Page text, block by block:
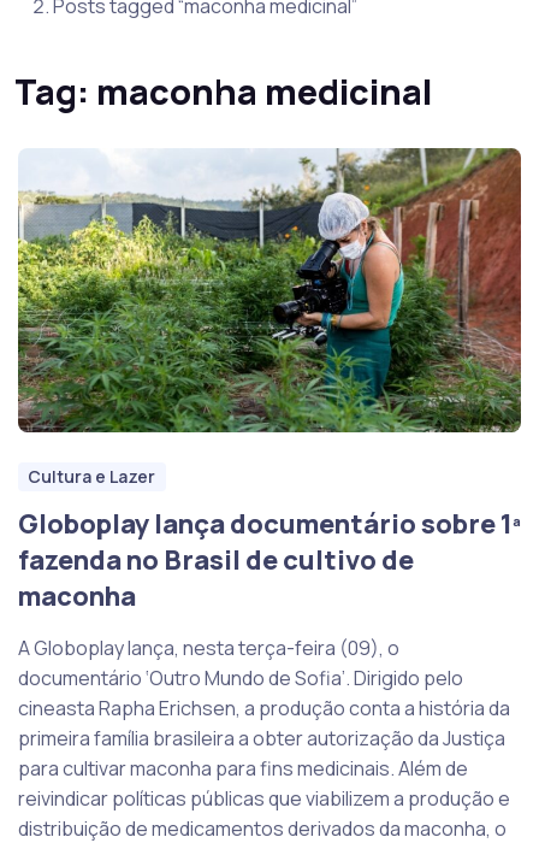
Posts tagged “maconha medicinal”
Tag: maconha medicinal
Cultura e Lazer
Globoplay lança documentário sobre 1ª
fazenda no Brasil de cultivo de
maconha
A Globoplay lança, nesta terça-feira (09), o
documentário ‘Outro Mundo de Sofia’. Dirigido pelo
cineasta Rapha Erichsen, a produção conta a história da
primeira família brasileira a obter autorização da Justiça
para cultivar maconha para fins medicinais. Além de
reivindicar políticas públicas que viabilizem a produção e
distribuição de medicamentos derivados da maconha, o